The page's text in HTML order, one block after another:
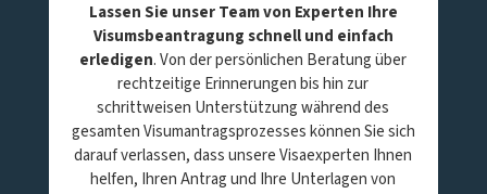
Lassen Sie unser Team von Experten Ihre
Visumsbeantragung schnell und einfach
erledigen. Von der persönlichen Beratung über
rechtzeitige Erinnerungen bis hin zur
schrittweisen Unterstützung während des
gesamten Visumantragsprozesses können Sie sich
darauf verlassen, dass unsere Visaexperten Ihnen
helfen, Ihren Antrag und Ihre Unterlagen von